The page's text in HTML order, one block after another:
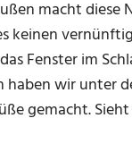
macht diese
keinen
Fenster im
haben wir unter
gemacht.